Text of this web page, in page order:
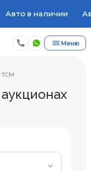
Авто в наличии
Меню
TCM